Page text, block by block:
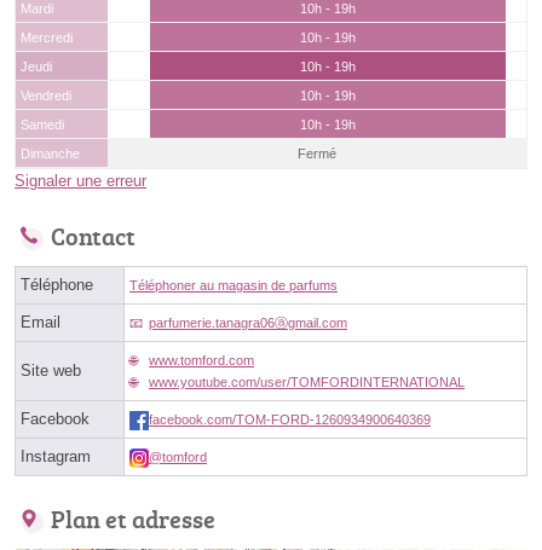
Mardi
10h - 19h
Mercredi
10h - 19h
Jeudi
10h - 19h
Vendredi
10h - 19h
Samedi
10h - 19h
Dimanche
Fermé
Signaler une erreur
Contact
Téléphone Téléphoner au magasin de parfums
Email parfumerie.tanagra06ⓐgmail.com
Site web
www.tomford.com
www.youtube.com/user/TOMFORDINTERNATIONAL
Facebook facebook.com/TOM-FORD-1260934900640369
Instagram @tomford
Plan et adresse